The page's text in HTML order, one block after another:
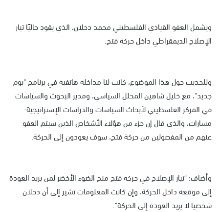
ويشمل العفو القيادي الفلسطيني محمد دحلان، الذي يقود حاليًا تيار
الإصلاح الديمقراطي داخل حركة فتح.
وللحديث حول هذا الموضوع، كانت لنا مداخلة هاتفية في برنامج "يوم
جديد"، مع خليل شاهين المحلل السياسي، ومدير البحوث والسياسات
في المركز الفلسطيني لأبحاث السياسات والدراسات الإستراتيجية-
مسارات، والذي قال إن جزء من هؤلاء الأشخاص الذين سيتم العفو
عنهم من المفصولين من حركة فتح، سوف يعودون إلى الحركة.
وأضاف: "تيار الإصلاح في حركة فتح منح الضوء الأخضر لمن يريد العودة
إلى موقعه داخل الحركة، وإن كانت المعلومات تشير إلى أن دحلان
شخصيا لا يريد العودة إلى الحركة".